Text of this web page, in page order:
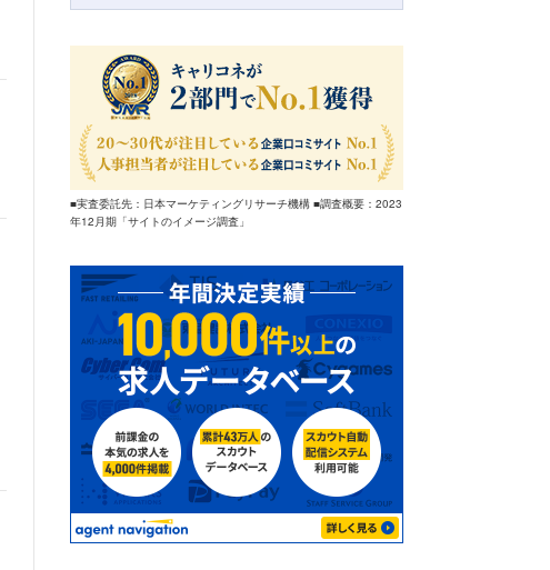
■実査委託先：日本マーケティングリサーチ機構 ■調査概要：2023
年12月期「サイトのイメージ調査」